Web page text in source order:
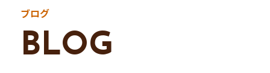
ブログ
BLOG